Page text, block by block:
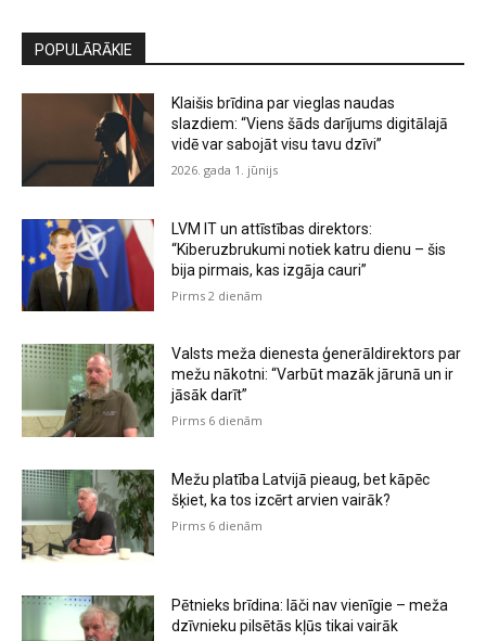
POPULĀRĀKIE
Klaišis brīdina par vieglas naudas
slazdiem: “Viens šāds darījums digitālajā
vidē var sabojāt visu tavu dzīvi”
2026. gada 1. jūnijs
LVM IT un attīstības direktors:
“Kiberuzbrukumi notiek katru dienu – šis
bija pirmais, kas izgāja cauri”
Pirms 2 dienām
Valsts meža dienesta ģenerāldirektors par
mežu nākotni: “Varbūt mazāk jārunā un ir
jāsāk darīt”
Pirms 6 dienām
Mežu platība Latvijā pieaug, bet kāpēc
šķiet, ka tos izcērt arvien vairāk?
Pirms 6 dienām
Pētnieks brīdina: lāči nav vienīgie – meža
dzīvnieku pilsētās kļūs tikai vairāk